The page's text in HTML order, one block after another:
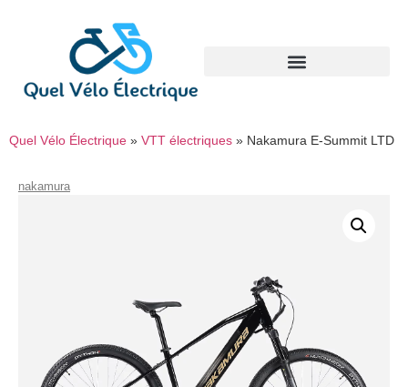
Quel Vélo Électrique » VTT électriques » Nakamura E-Summit LTD
nakamura